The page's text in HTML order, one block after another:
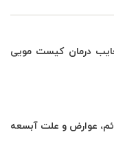
درمان کیست مویی
عوارض و علت آبسعه